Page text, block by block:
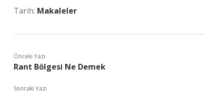
Tarih: Makaleler
Önceki Yazı
Rant Bölgesi Ne Demek
Sonraki Yazı